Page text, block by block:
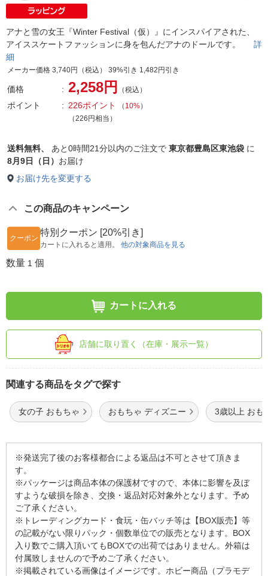
アナと雪の女王『Winter Festival（仮）』にインスパイアされた、
アイススケートファッションに身を包んだアナのドールです。 詳
細
メーカー価格 3,740円（税込） 39%引き 1,482円引き
価格 2,258円 （税込）
ポイント 226ポイント （ 10%）
（226円相当）
送料無料、 あと0時間21分以内のご注文で 東京都豊島区東池袋 に
8月9日（日） お届け
お届け先を変更する
この商品のキャンペーン
クーポン
特別クーポン [20%引き]
カートに入れると適用。 他の対象商品を見る
数量 1 個
カートに入れる
店舗に取り置く（在庫・展示一覧）
関連する商品をタグで探す
女の子 おもちゃ おもちゃ ディズニー 3歳以上 おも
※発送完了後のお客様都合による返品は不可とさせて頂きま
す。
※パッケージは商品本体の保護材ですので、本体に影響を及ぼ
すような破損を除き、交換・返品対応対象外となります。予め
ご了承ください。
※トレーディングカード・食玩・缶バッチ等は【BOX販売】等
の記載がない限りパック・個数単位での販売となります。BOX
入り数でご購入頂いてもBOXでの出荷ではありません。外箱は
付属致しませんので予めご了承ください。
※掲載されている画像はイメージです。ホビー商品（プラモデ